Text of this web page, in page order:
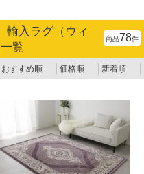
入ラグ（ウィ
覧
商品78件
おすすめ順 価格順 新着順